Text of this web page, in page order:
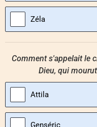
Zéla
Comment s'appelait le
Dieu, qui
Attila
Genséric